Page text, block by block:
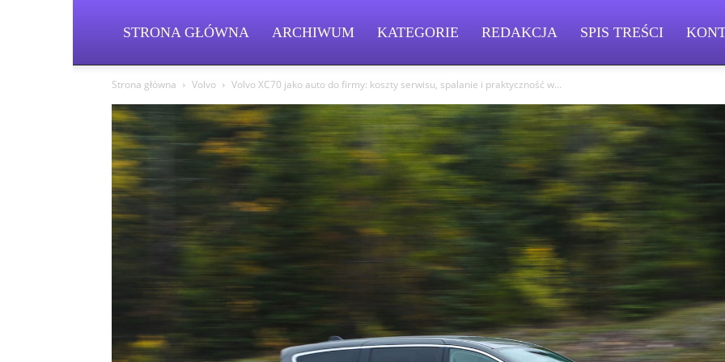
STRONA GŁÓWNA ARCHIWUM KATEGORIE REDAKCJA SPIS TREŚCI
Strona główna Volvo Volvo XC70 jako auto do firmy: koszty serwisu, spalanie i praktyczność w...